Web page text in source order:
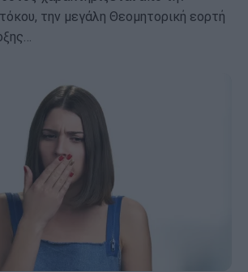
την μεγάλη Θεομητορική εορτή